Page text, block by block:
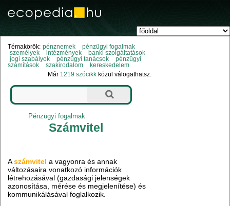
Témakörök: pénznemek
pénzügyi fogalmak
személyek
intézmények
banki szolgáltatások
jogi szabályok
pénzügyi tanácsok
pénzügyi
számítások
szakirodalom
kereskedelem
Már 1219 szócikk közül válogathatsz.
Pénzügyi fogalmak
Számvitel
Aszámvitel a vagyonra és annak
változásaira vonatkozó információk
létrehozásával (gazdasági jelenségek
azonosítása, mérése és megjelenítése) és
kommunikálásával foglalkozik.